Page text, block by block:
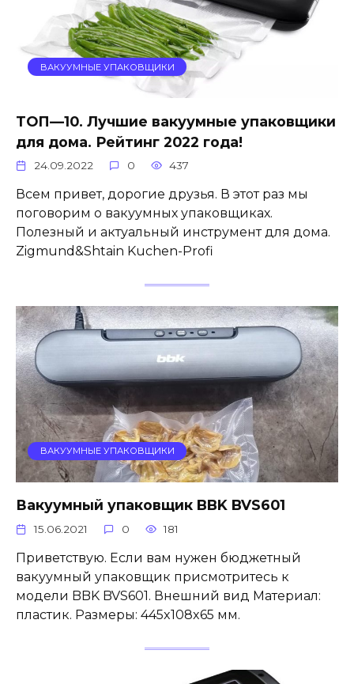
ВАКУУМНЫЕ УПАКОВЩИКИ
ТОП—10. Лучшие вакуумные упаковщики
для дома. Рейтинг 2022 года!
24.09.2022 0 437
Всем привет, дорогие друзья. В этот раз мы
поговорим о вакуумных упаковщиках.
Полезный и актуальный инструмент для дома.
Zigmund&Shtain Kuchen-Profi
ВАКУУМНЫЕ УПАКОВЩИКИ
Вакуумный упаковщик BBK BVS601
15.06.2021 0 181
Приветствую. Если вам нужен бюджетный
вакуумный упаковщик присмотритесь к
модели BBK BVS601. Внешний вид Материал:
пластик. Размеры: 445x108x65 мм.